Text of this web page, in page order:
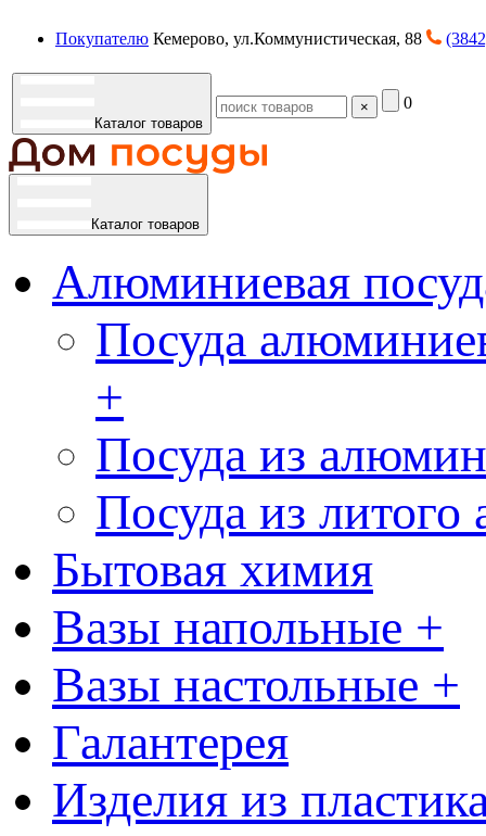
Покупателю Кемерово, ул.Коммунистическая, 88
Каталог товаров
× 0
Каталог товаров
Алюминиевая
Посуда
+
Посуда из
Посуда из
Бытовая химия
Вазы напольные +
Вазы настольные +
Галантерея
Изделия из